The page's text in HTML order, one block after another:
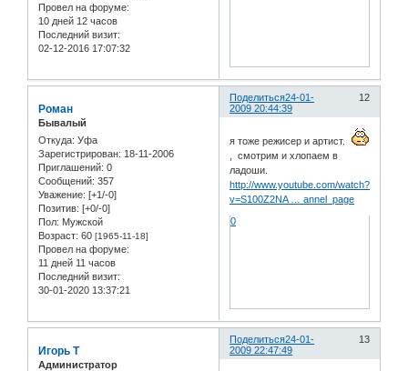
Провел на форуме:
10 дней 12 часов
Последний визит:
02-12-2016 17:07:32
Поделиться 12
24-01-
2009 20:44:39
Роман
Бывалый
Откуда: Уфа
Зарегистрирован: 18-11-2006
Приглашений: 0
Сообщений: 357
Уважение: [+1/-0]
Позитив: [+0/-0]
Пол: Мужской
Возраст: 60 [1965-11-18]
Провел на форуме:
11 дней 11 часов
Последний визит:
30-01-2020 13:37:21
я тоже режисер и артист.
, смотрим и хлопаем в
ладоши.
http://www.youtube.com/watch?
v=S100Z2NA … annel_page
0
Поделиться 13
24-01-
2009 22:47:49
Игорь Т
Администратор